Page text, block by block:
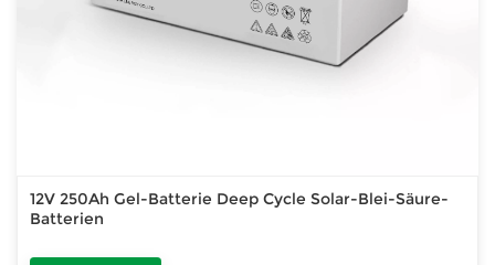
12V 250Ah Gel-Batterie Deep Cycle Solar-Blei-Säure-
Batterien